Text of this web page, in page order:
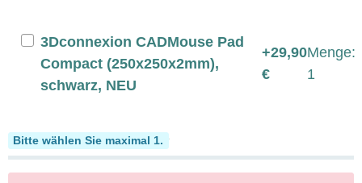
3Dconnexion CADMouse Pad
Compact (250x250x2mm),
schwarz, NEU
+29,90
€
Menge:
1
Multiple Betriebssysteme
Bitte wählen Sie maximal 1.